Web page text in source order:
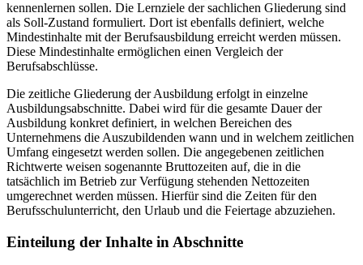
kennenlernen sollen. Die Lernziele der sachlichen Gliederung sind
als Soll-Zustand formuliert. Dort ist ebenfalls definiert, welche
Mindestinhalte mit der Berufsausbildung erreicht werden müssen.
Diese Mindestinhalte ermöglichen einen Vergleich der
Berufsabschlüsse.
Die zeitliche Gliederung der Ausbildung erfolgt in einzelne
Ausbildungsabschnitte. Dabei wird für die gesamte Dauer der
Ausbildung konkret definiert, in welchen Bereichen des
Unternehmens die Auszubildenden wann und in welchem zeitlichen
Umfang eingesetzt werden sollen. Die angegebenen zeitlichen
Richtwerte weisen sogenannte Bruttozeiten auf, die in die
tatsächlich im Betrieb zur Verfügung stehenden Nettozeiten
umgerechnet werden müssen. Hierfür sind die Zeiten für den
Berufsschulunterricht, den Urlaub und die Feiertage abzuziehen.
Einteilung der Inhalte in Abschnitte